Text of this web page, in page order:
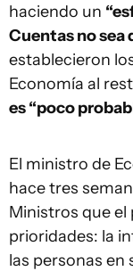
haciendo un
Cuentas no sea
establecieron
Economía al
es “poco
El ministro de
hace tres
Ministros que
prioridades: la
las personas en